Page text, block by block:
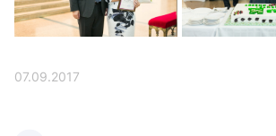
07.09.2017